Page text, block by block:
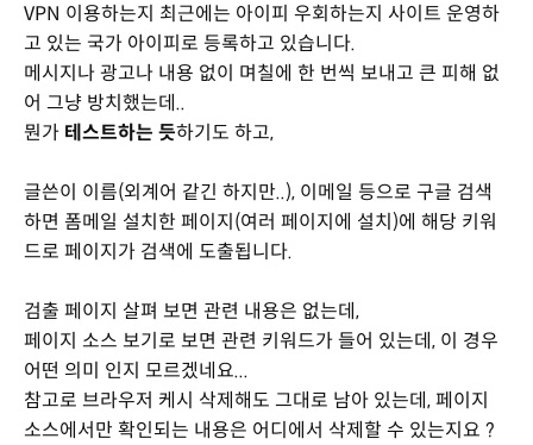
VPN 이용하는지 최근에는 아이피 우회하는지 사이트 운영하
고 있는 국가 아이피로 등록하고 있습니다.
메시지나 광고나 내용 없이 며칠에 한 번씩 보내고 큰 피해 없
어 그냥 방치했는데..
뭔가 테스트하는 듯하기도 하고,
글쓴이 이름(외계어 같긴 하지만..), 이메일 등으로 구글 검색
하면 폼메일 설치한 페이지(여러 페이지에 설치)에 해당 키워
드로 페이지가 검색에 도출됩니다.
검출 페이지 살펴 보면 관련 내용은 없는데,
페이지 소스 보기로 보면 관련 키워드가 들어 있는데, 이 경우
어떤 의미 인지 모르겠네요...
참고로 브라우저 케시 삭제해도 그대로 남아 있는데, 페이지
소스에서만 확인되는 내용은 어디에서 삭제할 수 있는지요 ?